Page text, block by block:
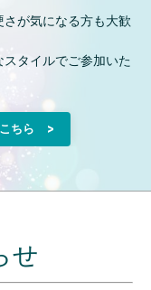
が気になる方も大歓
タイルでご参加いた
こちら >
せ